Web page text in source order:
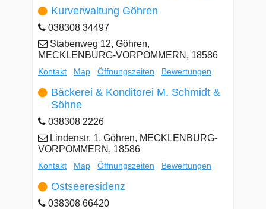
Kurverwaltung Göhren
038308 34497
Stabenweg 12, Göhren,
MECKLENBURG-VORPOMMERN, 18586
Kontakt Map Öffnungszeiten Bewertungen
Bäckerei & Konditorei M. Schmidt &
Söhne
038308 2226
Lindenstr. 1, Göhren, MECKLENBURG-
VORPOMMERN, 18586
Kontakt Map Öffnungszeiten Bewertungen
Ostseeresidenz
038308 66420